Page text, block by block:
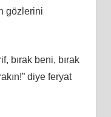
gözlerini
bırak beni, bırak
diye feryat